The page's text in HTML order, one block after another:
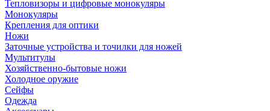
Тепловизоры и цифровые монокуляры
Монокуляры
Крепления для оптики
Ножи
Заточные устройства и точилки для ножей
Мультитулы
Хозяйственно-бытовые ножи
Холодное оружие
Сейфы
Одежда